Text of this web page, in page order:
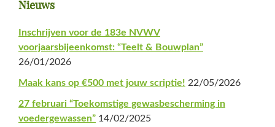
Primaire
Sidebar
Nieuws
Inschrijven voor de 183e NVWV
voorjaarsbijeenkomst: “Teelt & Bouwplan”
26/01/2026
Maak kans op €500 met jouw scriptie! 22/05/2026
27 februari “Toekomstige gewasbescherming in
voedergewassen” 14/02/2025